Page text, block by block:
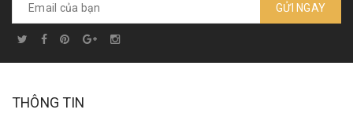
GỬI NGAY
THÔNG TIN